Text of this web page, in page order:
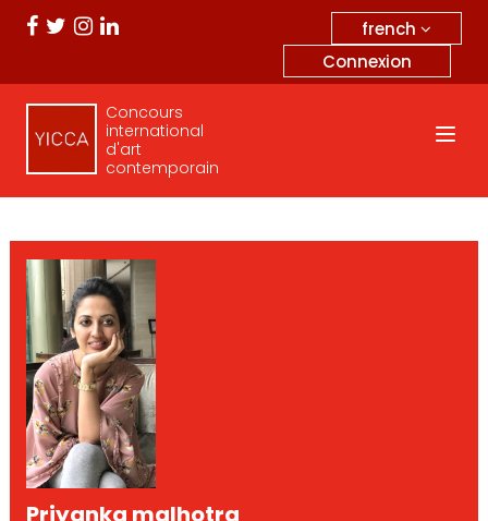
french
Connexion
Concours
international
d'art
contemporain
Priyanka malhotra